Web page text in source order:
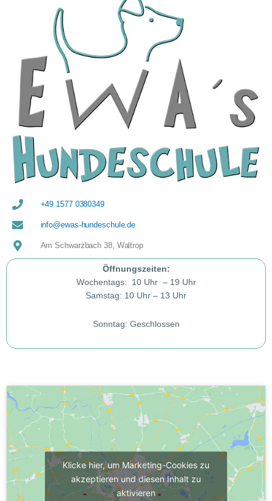
+49 1577 0380349
info@ewas-hundeschule.de
Am Schwarzbach 38, Waltrop
Öffnungszeiten:
Wochentags: 10 Uhr – 19 Uhr
Samstag: 10 Uhr – 13 Uhr
Sonntag: Geschlossen
Klicke hier, um Marketing-Cookies zu
akzeptieren und diesen Inhalt zu
aktivieren